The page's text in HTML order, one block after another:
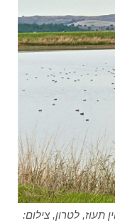
תעוז, לטרון, צילום: